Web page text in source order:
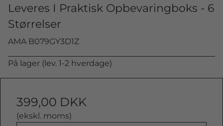
Leveres I Praktisk Opbevaringboks - 6
Størrelser
AMA B079GY3D1Z
På lager (lev. 1-2 hverdage)
399,00 DKK
(ekskl. moms)